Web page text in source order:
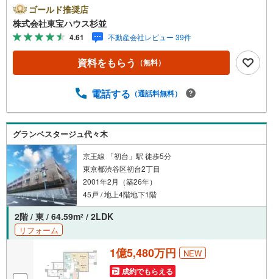
「未来カレンダー」のご提案。・ 未来に起こるであろうご
自宅リフォームをオンライン上でご提案「ミラカレクラ
ブ」。・ 不動産売却時、ご自宅を綺麗にかつ瀟洒にさせる
CG加工ホームステイジングサービス。・ 購入者様へ、税
理士による確定申告の無料セミナーをご招待いたします。
◆ご予約に際して◆日時のご希望をお伝えください。（も
（居住中物件）の手配が必要な場合がございますのでご容
案内が可能となりますのでお手数ですがご一報ください。
◆物件のご案内は◆弊社へのご来社、お客様宅へのお迎
え・最寄駅での待ち合わせ、物件周辺のコンビニ等でお待
ち合わせなど、ご希望をお伝えください。ご希望条件をお
伝え頂けましたら、ご見学希望物件以外の資料も用意して
参ります。もちろん他の物件も併せてご案内させていただ
きます。
ゴールド推奨店
株式会社東宝ハウス杉並
4.61 不動産会社レビュー 39件
資料をもらう （無料）
電話する （通話料無料）
グランベスタージュ代々木
京王線 「初台」駅 徒歩5分
東京都渋谷区初台2丁目
2001年2月（築26年）
45戸 / 地上4階地下1階
2階 / 東 / 64.59m2 / 2LDK
リフォーム
1億5,480万円 NEW
成約でもらえる